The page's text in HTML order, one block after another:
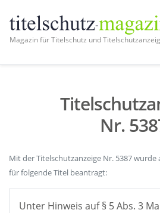
Magazin für Titelschutz und
Nr.
Mit der Titelschutzanzeige Nr. 5387 wurde
für folgende Titel beantragt:
Unter Hinweis auf § 5 Abs. 3